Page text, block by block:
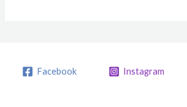
Facebook Instagram